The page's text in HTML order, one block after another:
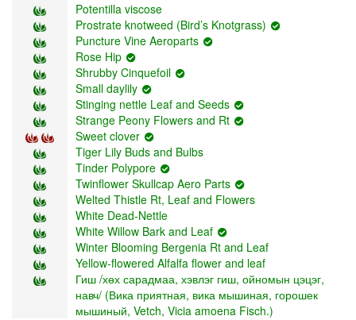
Potentilla viscose
Prostrate knotweed (Bird’s Knotgrass)
Puncture Vine Aeroparts
Rose Hip
Shrubby Cinquefoil
Small daylily
Stinging nettle Leaf and Seeds
Strange Peony Flowers and Rt
Sweet clover
Tiger Lily Buds and Bulbs
Tinder Polypore
Twinflower Skullcap Aero Parts
Welted Thistle Rt, Leaf and Flowers
White Dead-Nettle
White Willow Bark and Leaf
Winter Blooming Bergenia Rt and Leaf
Yellow-flowered Alfalfa flower and leaf
Гиш /хөх сарадмаа, хэвлэг гиш, ойномын цэцэг,
навч/ (Вика приятная, вика мышиная, горошек
мышиный, Vetch, Vicia amoena Fisch.)